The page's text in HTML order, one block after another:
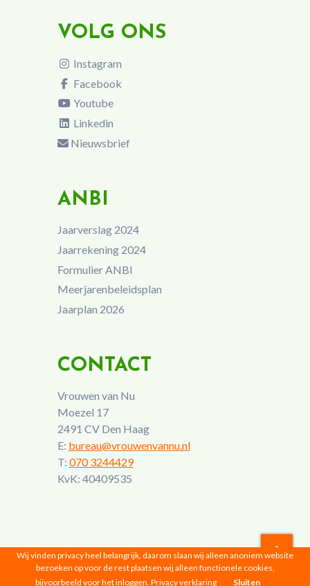
VOLG ONS
Instagram
Facebook
Youtube
Linkedin
Nieuwsbrief
ANBI
Jaarverslag 2024
Jaarrekening 2024
Formulier ANBI
Meerjarenbeleidsplan
Jaarplan 2026
CONTACT
Vrouwen van Nu
Moezel 17
2491 CV Den Haag
E: bureau@vrouwenvannu.nl
T: 070 3244429
KvK: 40409535
Vrouwen van Nu © 2026 |Privacyverklaring
Wij vinden privacy heel belangrijk, daarom slaan wij alleen anoniem website
bezoeken op voor de rest plaatsen wij alleen functionele cookies,
bijvoorbeeld voor het inloggen. Privacy verklaring Sluiten